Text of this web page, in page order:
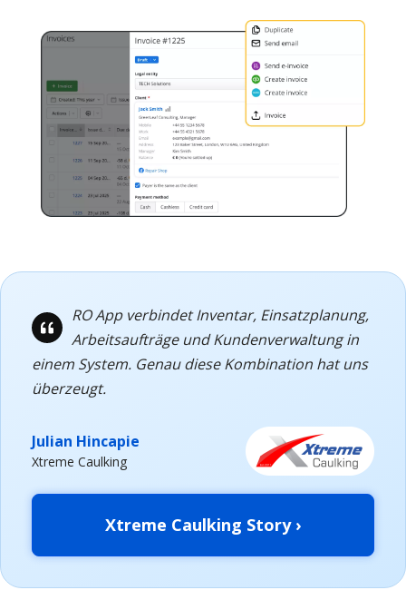
RO App verbindet Inventar, Einsatzplanung,
Arbeitsaufträge und Kundenverwaltung in
einem System. Genau diese Kombination hat uns
überzeugt.
Julian Hincapie
Xtreme Caulking
Xtreme Caulking Story ›